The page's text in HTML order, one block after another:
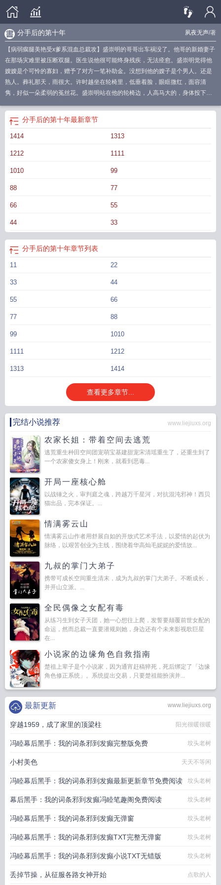
夙夜无声/著
分手后的第十年
【病弱瘸腿美艳受x爹系混血总裁攻】盛崇明的哥哥出车祸没了。他哥的新婚妻子
在那场灾难里被压断双腿。医生说他很可能终身残疾，无法痊愈。盛崇明觉得他
嫂嫂是个可怜的寡妇，赠予了对方一笔补助金。没想到他的嫂子是个男人。还是
熟人。葬礼那天，雨很大。许时越坐在轮椅里，低垂着脸，眼眶微红，面容清
隽，好似一朵柔弱的菟丝花。盛崇明站在他的轮椅边，人高马大的，身体投下的
冷静提议。“嫂嫂，改嫁吧。”许时越先是茫然，随后惊愕。“你疯了，你在你哥的
葬礼上要我改嫁？”是啊，他疯了。在他被许时越断崖分手后的第十年，他发现对
方成了自己嫂嫂，并且他还妄想着他。他哥可以，为什么他不行？盛崇明一锤定
不敢看，反观盛崇明从容不迫，还敢扶着他，在他耳边轻声吹口哨。“……嫂嫂好
子唯一做的一件错事，是大三某次竞赛前，他为了打听情报，装女生接近对组男
生。对方人傻钱多，把他当成家境贫寒的妹妹，哄了整整一学期。后来许时越凭
的弟弟有点眼熟。“其实我知道你是男的。你有天喝醉了，发语音喊我老公。”“老
婆，我和我哥你更爱谁？”攻大受两岁，受腿会好/体型差/估计10w字婉拒极端控
控/文案存于2026年1月2日分手后的第十年晋江
台下分手后的第十年by夙夜无声TXT分手后的第十年by夙夜无声分手后十年再
见初恋完整版
还能复合吗分手后十年重逢是什么感觉
分手后的第十年最新章节
1414 1313
1212 1111
1010 99
88 77
66 55
44 33
分手后的第十年章节列表
11 22
33 44
55 66
77 88
99 1010
1111 1212
1313 1414
查看更多章节...
完结小说推荐 www.liejiuxs.org
农家长姐：带着空间去逃荒
逃荒重生种田空间团宠萌宝基建甜宠宋清瑶重生了，还重生到了
一个农家傻女身上！刚来，就看到恶毒...
开局一座核心舱
以战锤之火，审判庭之魂，跨越万千星河，对抗混沌邪神！西贝
猫出品，完本保证。...
情满雾云山
情满雾云山作者用舒展自如的开放式艺术手法，以爱情的起伏为
脉络，以艰苦创业为主线，围绕着华高灿毛妮妮的爱情故...
九叔的掌门大弟子
携带可成长空间重生清末，成为九叔的掌门大弟子。不断成长，
并开山立派。...
全民偶像之女配有毒
从练习生到女子天团，她一心想往上爬，发誓要颠覆前世女配的
命运，然而总裁一直要潜规则她，身边还有个未来影视歌巨星
在...
小说家的边缘角色自救指南
楚祖上辈子是个小说家，因为通宵赶稿猝死，死后绑定了「边缘
角色修正系统」。系统提出交易，只要楚祖能扮演并...
www.liejiuxs.org
最新更新
穿越1959，成了家里的顶梁柱 阳光很暖很暖
冯睦幕后黑手：我的词条邪到发癫完整版免费 坟头老树
小村美色 天天不等闲
冯睦幕后黑手：我的词条邪到发癫最新更新章节免费阅读 坟头老树
幕后黑手：我的词条邪到发癫冯睦笔趣阁免费阅读 坟头老树
冯睦幕后黑手：我的词条邪到发癫无弹窗 坟头老树
冯睦幕后黑手：我的词条邪到发癫TXT完整无弹窗 坟头老树
冯睦幕后黑手：我的词条邪到发癫小说TXT无错版 坟头老树
丢掉节操，从征服各路女神开始 点歌的人